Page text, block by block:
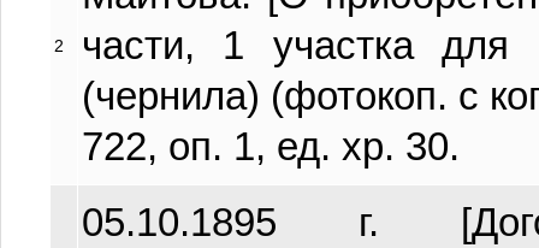
2
части, 1 участка
(чернила) (фотокоп. с
722, оп. 1, ед. хр. 30.
05.10.1895 г.